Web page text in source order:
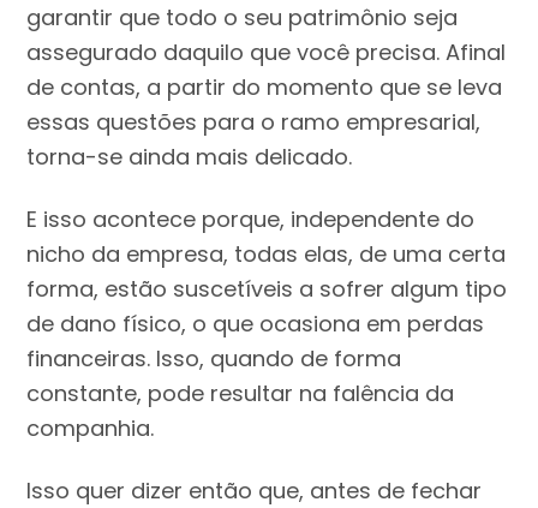
garantir que todo o seu patrimônio seja
assegurado daquilo que você precisa. Afinal
de contas, a partir do momento que se leva
essas questões para o ramo empresarial,
torna-se ainda mais delicado.
E isso acontece porque, independente do
nicho da empresa, todas elas, de uma certa
forma, estão suscetíveis a sofrer algum tipo
de dano físico, o que ocasiona em perdas
financeiras. Isso, quando de forma
constante, pode resultar na falência da
companhia.
Isso quer dizer então que, antes de fechar